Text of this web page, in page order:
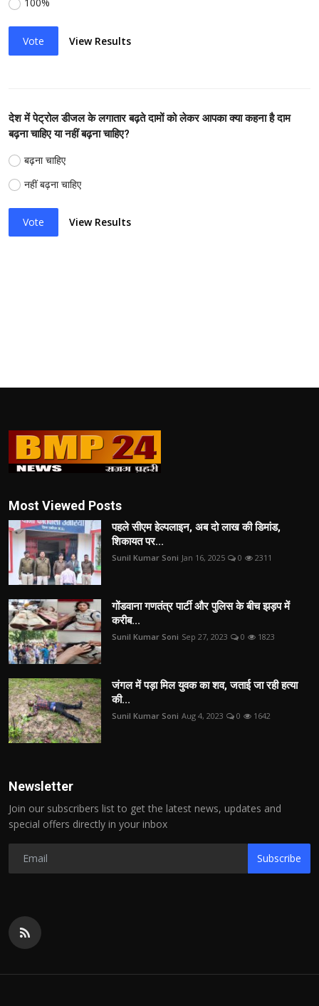
100%
Vote View Results
देश में पेट्रोल डीजल के लगातार बढ़ते दामों को लेकर आपका क्या कहना है दाम
बढ़ना चाहिए या नहीं बढ़ना चाहिए?
बढ़ना चाहिए
नहीं बढ़ना चाहिए
Vote View Results
Most Viewed Posts
पहले सीएम हेल्पलाइन, अब दो लाख की डिमांड,
शिकायत पर...
Sunil Kumar Soni Jan 16, 2025 0 2311
गोंडवाना गणतंत्र पार्टी और पुलिस के बीच झड़प में
करीब...
Sunil Kumar Soni Sep 27, 2023 0 1823
जंगल में पड़ा मिल युवक का शव, जताई जा रही हत्या
की...
Sunil Kumar Soni Aug 4, 2023 0 1642
Newsletter
Join our subscribers list to get the latest news, updates and
special offers directly in your inbox
Subscribe